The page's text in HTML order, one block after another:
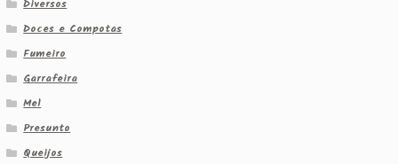
Diversos
Doces e Compotas
Fumeiro
Garrafeira
Mel
Presunto
Queijos